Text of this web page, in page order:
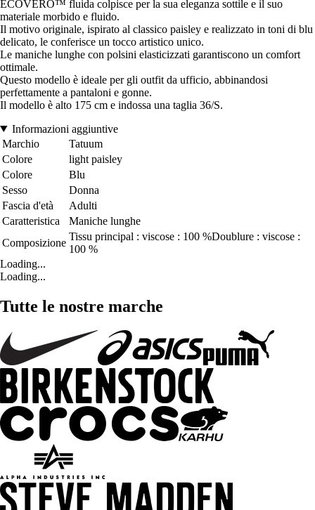
ECOVERO™ fluida colpisce per la sua eleganza sottile e il suo
materiale morbido e fluido.
Il motivo originale, ispirato al classico paisley e realizzato in toni di blu
delicato, le conferisce un tocco artistico unico.
Le maniche lunghe con polsini elasticizzati garantiscono un comfort
ottimale.
Questo modello è ideale per gli outfit da ufficio, abbinandosi
perfettamente a pantaloni e gonne.
Il modello è alto 175 cm e indossa una taglia 36/S.
Informazioni aggiuntive
Marchio
Tatuum
Colore
light paisley
Colore
Blu
Sesso
Donna
Fascia d'età
Adulti
Caratteristica
Maniche lunghe
Composizione
Tissu principal : viscose : 100 %Doublure : viscose :
100 %
Loading...
Loading...
Tutte le nostre marche